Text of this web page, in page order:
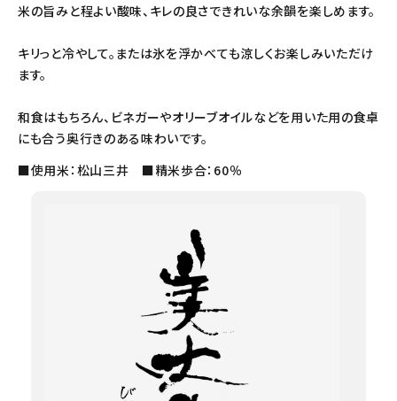
米の旨みと程よい酸味、キレの良さできれいな余韻を楽しめます。
キリっと冷やして。または氷を浮かべても涼しくお楽しみいただけ
ます。
和食はもちろん、ビネガーやオリーブオイルなどを用いた用の食卓
にも合う奥行きのある味わいです。
■使用米：松山三井 ■精米歩合：60％